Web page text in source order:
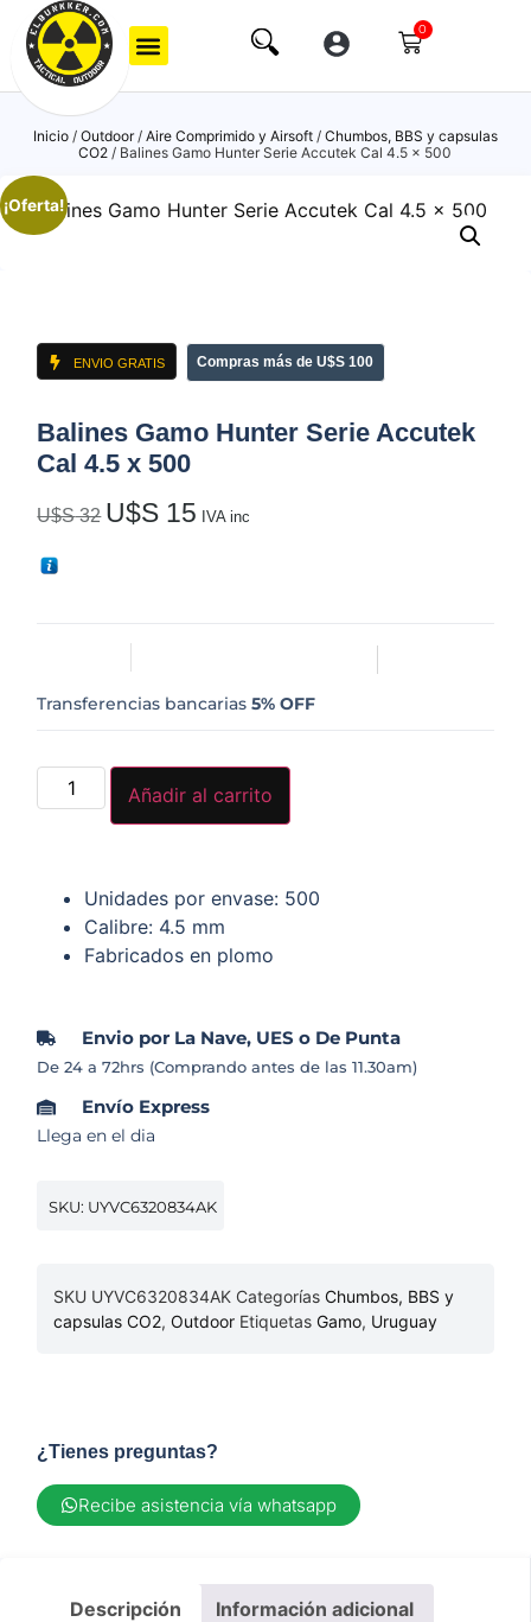
0
Inicio/ Outdoor/ Aire Comprimido y Airsoft/ Chumbos, BBS y capsulas
CO2 / Balines Gamo Hunter Serie Accutek Cal 4.5 x 500
¡Oferta!
ENVIO GRATIS Compras más de U$S 100
Balines Gamo Hunter Serie Accutek
Cal 4.5 x 500
U$S32 U$S 15 IVA inc
Transferencias bancarias5% OFF
Añadir al carrito
Unidades por envase: 500
Calibre: 4.5 mm
Fabricados en plomo
Envio por La Nave, UES o De Punta
De 24 a 72hrs (Comprando antes de las 11.30am)
Envío Express
Llega en el dia
SKU: UYVC6320834AK
SKU UYVC6320834AK Categorías Chumbos, BBS y
capsulas CO2,Outdoor Etiquetas Gamo, Uruguay
¿Tienes preguntas?
Recibe asistencia vía whatsapp
Descripción Información adicional